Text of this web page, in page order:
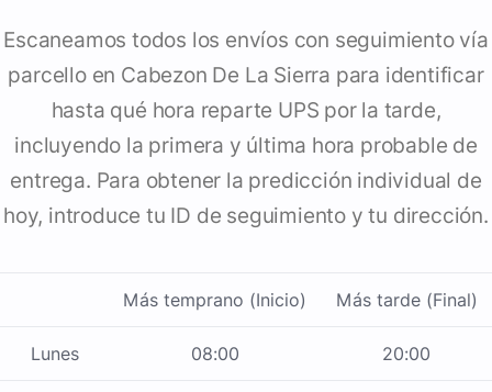
Escaneamos todos los envíos con seguimiento vía
parcello en Cabezon De La Sierra para identificar
hasta qué hora reparte UPS por la tarde,
incluyendo la primera y última hora probable de
entrega. Para obtener la predicción individual de
hoy, introduce tu ID de seguimiento y tu dirección.
Más temprano (Inicio) Más tarde (Final)
Lunes 08:00 20:00